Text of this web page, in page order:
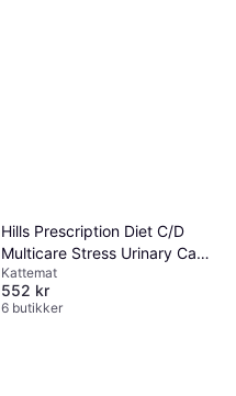
Hills Prescription Diet C/D
Multicare Stress Urinary Care
with Ocean Fish Dry Cat Food
3kg
Kattemat
552 kr
6 butikker